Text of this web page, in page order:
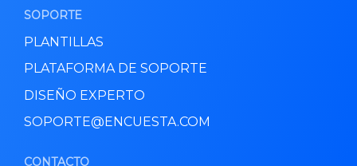
SOPORTE
PLANTILLAS
PLATAFORMA DE SOPORTE
DISEÑO EXPERTO
SOPORTE@ENCUESTA.COM
CONTACTO